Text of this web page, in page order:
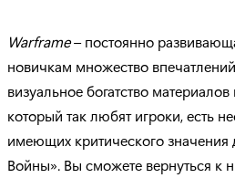
Warframe– постоянно
новичкам множество
визуальное богатство
который так любят игроки, есть
имеющих критического значения
Войны». Вы сможете вернуться к